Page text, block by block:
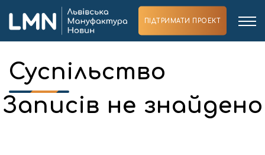
ПІДТРИМАТИ ПРОЕКТ
Суспільство
Записів не знайдено